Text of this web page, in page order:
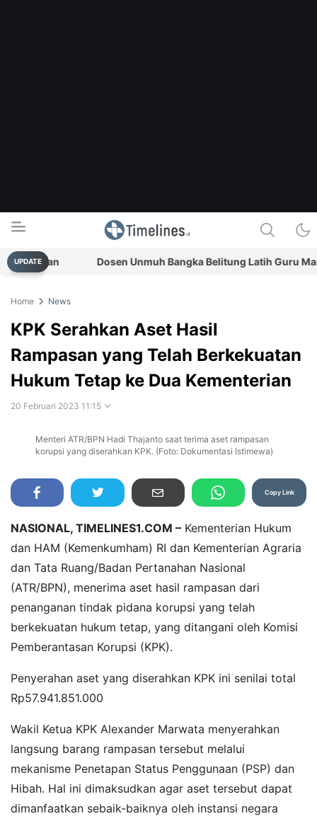
Timelines.id
Media Literasi, Sejarah & Budaya
UPDATE Dosen Unmuh Bangka Belitung Latih Guru
Home News
KPK Serahkan Aset Hasil
Rampasan yang Telah Berkekuatan
Hukum Tetap ke Dua Kementerian
20 Februari 2023 11:15
Perbesar
Menteri ATR/BPN Hadi Thajanto saat terima aset rampasan
korupsi yang diserahkan KPK. (Foto: Dokumentasi Istimewa)
Copy Link
NASIONAL, TIMELINES1.COM – Kementerian Hukum
dan HAM (Kemenkumham) RI dan Kementerian Agraria
dan Tata Ruang/Badan Pertanahan Nasional
(ATR/BPN), menerima aset hasil rampasan dari
penanganan tindak pidana korupsi yang telah
berkekuatan hukum tetap, yang ditangani oleh Komisi
Pemberantasan Korupsi (KPK).
Penyerahan aset yang diserahkan KPK ini senilai total
Rp57.941.851.000
Wakil Ketua KPK Alexander Marwata menyerahkan
langsung barang rampasan tersebut melalui
mekanisme Penetapan Status Penggunaan (PSP) dan
Hibah. Hal ini dimaksudkan agar aset tersebut dapat
dimanfaatkan sebaik-baiknya oleh instansi negara